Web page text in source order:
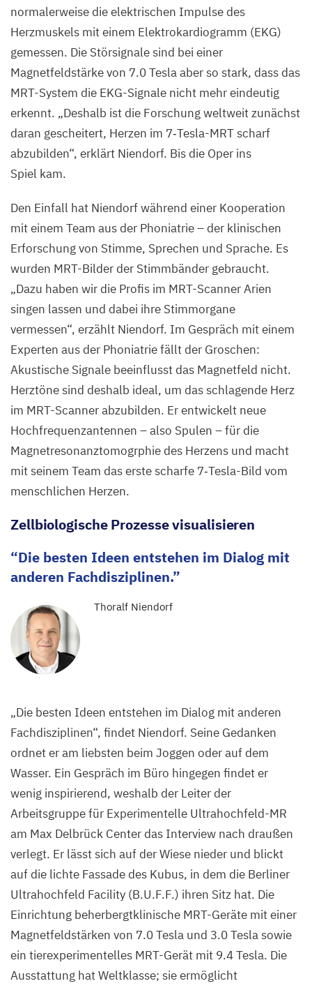
normalerweise die elektrischen Impulse des
Herzmuskels mit einem Elektrokardiogramm (EKG)
gemessen. Die Störsignale sind bei einer
Magnetfeldstärke von 7.0Tesla aber so stark, dass das
MRT-System die EKG-Signale nicht mehr eindeutig
erkennt. „Deshalb ist die Forschung weltweit zunächst
daran gescheitert, Herzen im 7‑Tesla-MRT scharf
abzubilden“, erklärt Niendorf. Bis die Oper ins
Spiel kam.
Den Einfall hat Niendorf während einer Kooperation
mit einem Team aus der Phoniatrie – der klinischen
Erforschung von Stimme, Sprechen und Sprache. Es
wurden MRT-Bilder der Stimmbänder gebraucht.
„Dazu haben wir die Profis im MRT-Scanner Arien
singen lassen und dabei ihre Stimmorgane
vermessen“, erzählt Niendorf. Im Gespräch mit einem
Experten aus der Phoniatrie fällt der Groschen:
Akustische Signale beeinflusst das Magnetfeld nicht.
Herztöne sind deshalb ideal, um das schlagende Herz
im MRT-Scanner abzubilden. Er entwickelt neue
Hochfrequenzantennen – also Spulen – für die
Magnetresonanztomogrphie des Herzens und macht
mit seinem Team das erste scharfe 7‑Tesla-Bild vom
menschlichen Herzen.
Zellbiologische Prozesse visualisieren
Die besten Ideen entstehen im Dialog mit
anderen Fachdisziplinen.
Thoralf Niendorf
„Die besten Ideen entstehen im Dialog mit anderen
Fachdisziplinen“, findet Niendorf. Seine Gedanken
ordnet er am liebsten beim Joggen oder auf dem
Wasser. Ein Gespräch im Büro hingegen findet er
wenig inspirierend, weshalb der Leiter der
Arbeitsgruppe für Experimentelle Ultrahochfeld-MR
am Max Delbrück Center das Interview nach draußen
verlegt. Er lässt sich auf der Wiese nieder und blickt
auf die lichte Fassade des Kubus, in dem die Berliner
Ultrahochfeld Facility (B.U.F.F.) ihren Sitz hat. Die
Einrichtung beherbergtklinische MRT-Geräte mit einer
Magnetfeldstärken von 7.0Tesla und 3.0Tesla sowie
ein tierexperimentelles MRT-Gerät mit 9.4Tesla. Die
Ausstattung hat Weltklasse; sie ermöglicht